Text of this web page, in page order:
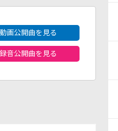
動画公開曲を見る
録音公開曲を見る